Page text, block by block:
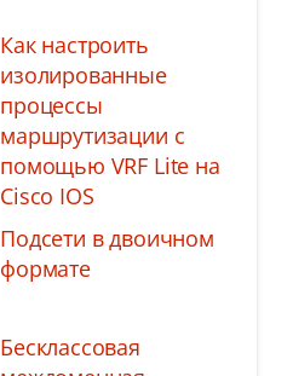
Как настроить
изолированные
процессы
маршрутизации с
помощью VRF Lite на
Cisco IOS
Подсети в двоичном
формате
Бесклассовая